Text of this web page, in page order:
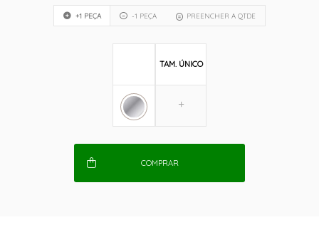
+1 PEÇA -1 PEÇA PREENCHER A QTDE
TAM. ÚNICO
COMPRAR